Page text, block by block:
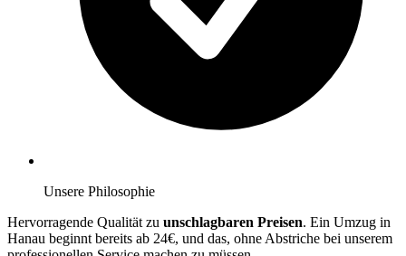
Unsere Philosophie
Hervorragende Qualität zu unschlagbaren Preisen. Ein Umzug in
Hanau beginnt bereits ab 24€, und das, ohne Abstriche bei unserem